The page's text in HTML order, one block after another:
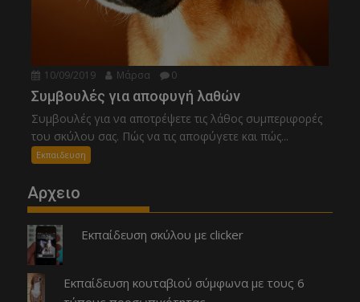
10/09/2019 Μάρσα 0
Συμβουλές για αποφυγή λαθών
Συμβουλές για να αποτρέψετε τις λάθος συμπεριφορές
του σκύλου σας. Πώς να τις αποφύγετε και πώς...
Εκπαιδευση
Αρχειο
Εκπαίδευση σκύλου με clicker
Εκπαίδευση κουταβιού σύμφωνα με τους 6